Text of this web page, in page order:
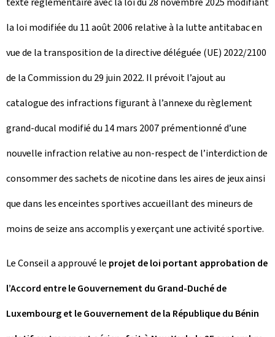
la loi modifiée du 11 août 2006 relative à la lutte antitabac en
vue de la transposition de la directive déléguée (UE) 2022/2100
de la Commission du 29 juin 2022. Il prévoit l’ajout au
catalogue des infractions figurant à l’annexe du règlement
grand-ducal modifié du 14 mars 2007 prémentionné d’une
nouvelle infraction relative au non-respect de l’interdiction de
consommer des sachets de nicotine dans les aires de jeux ainsi
que dans les enceintes sportives accueillant des mineurs de
moins de seize ans accomplis y exerçant une activité sportive.
Le Conseil a approuvé le projet de loi portant approbation de
l’Accord entre le Gouvernement du Grand-Duché de
Luxembourg et le Gouvernement de la République du Bénin